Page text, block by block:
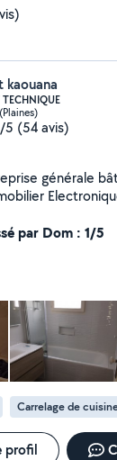
kaouana
5 (54 avis)
générale
par Dom : 1/5
Carrelage de
profil